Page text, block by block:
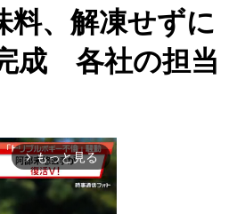
料、解凍せずに
成 各社の担当
arrow_forward_ios もっと見る